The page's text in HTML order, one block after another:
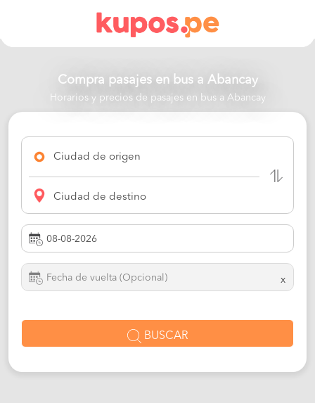
Compra pasajes en bus a Abancay
Horarios y precios de pasajes en bus a Abancay
Ciudad de origen
Ciudad de destino
x
BUSCAR